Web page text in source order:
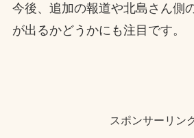
今後、追加の報道や北島さん側
が出るかどうかにも注目です。
スポンサーリン